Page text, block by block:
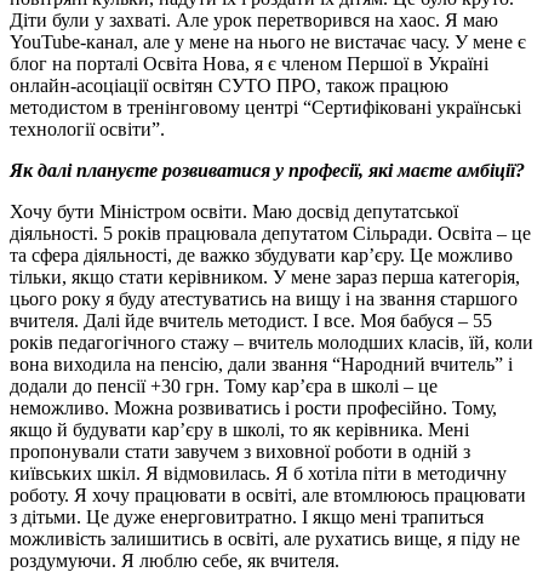
Діти були у захваті. Але урок перетворився на хаос. Я маю
YouTube-канал, але у мене на нього не вистачає часу. У мене є
блог на порталі Освіта Нова, я є членом Першої в Україні
онлайн-асоціації освітян СУТО ПРО, також працюю
методистом в тренінговому центрі “Сертифіковані українські
технології освіти”.
Як далі плануєте розвиватися у професії, які маєте амбіції?
Хочу бути Міністром освіти. Маю досвід депутатської
діяльності. 5 років працювала депутатом Сільради. Освіта – це
та сфера діяльності, де важко збудувати кар’єру. Це можливо
тільки, якщо стати керівником. У мене зараз перша категорія,
цього року я буду атестуватись на вищу і на звання старшого
вчителя. Далі йде вчитель методист. І все. Моя бабуся – 55
років педагогічного стажу – вчитель молодших класів, їй, коли
вона виходила на пенсію, дали звання “Народний вчитель” і
додали до пенсії +30 грн. Тому кар’єра в школі – це
неможливо. Можна розвиватись і рости професійно. Тому,
якщо й будувати кар’єру в школі, то як керівника. Мені
пропонували стати завучем з виховної роботи в одній з
київських шкіл. Я відмовилась. Я б хотіла піти в методичну
роботу. Я хочу працювати в освіті, але втомлююсь працювати
з дітьми. Це дуже енерговитратно. І якщо мені трапиться
можливість залишитись в освіті, але рухатись вище, я піду не
роздумуючи. Я люблю себе, як вчителя.